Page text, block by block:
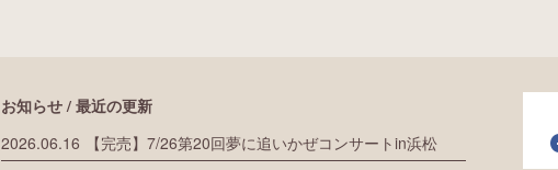
お知らせ / 最近の更新
2026.06.16
【完売】7/26第20回夢に追いかぜコンサートin浜松